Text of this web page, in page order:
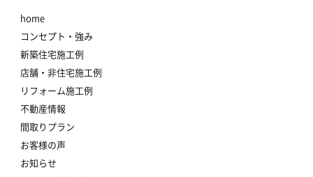
home
コンセプト・強み
新築住宅施工例
店舗・非住宅施工例
リフォーム施工例
不動産情報
間取りプラン
お客様の声
お知らせ